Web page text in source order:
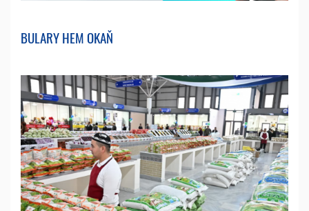
BULARY HEM OKAŇ